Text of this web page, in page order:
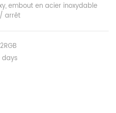
embout en acier inoxydable
arrêt
days